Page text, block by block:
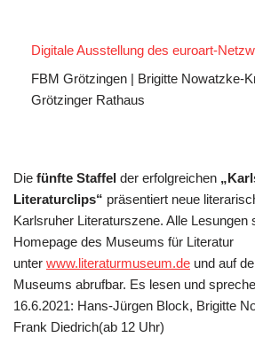
Digitale Ausstellung des euroart-
FBM Grötzingen | Brigitte Nowatzke-
Grötzinger Rathaus
Die fünfte Staffel der erfolgreichen
Literaturclips“ präsentiert neue
Karlsruher Literaturszene. Alle Lesungen
Homepage des Museums für Literatur
unter www.literaturmuseum.de und auf
Museums abrufbar. Es lesen und
16.6.2021: Hans-Jürgen Block, Brigitte
Frank Diedrich(ab 12 Uhr)